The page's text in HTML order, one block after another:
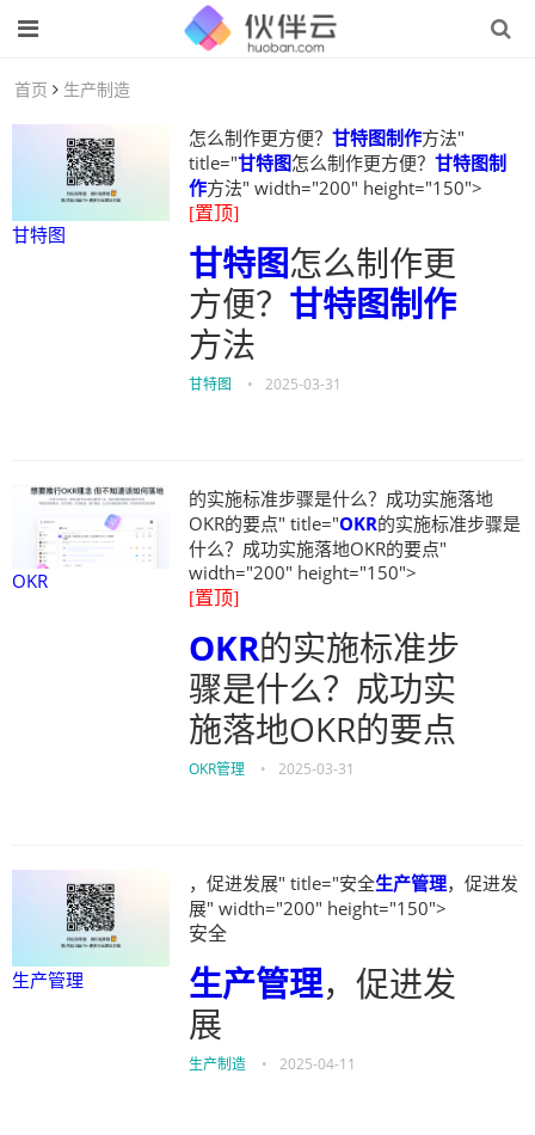
首页 生产制造
甘特图
怎么制作更方便？ 甘特图制作方法"
title="甘特图怎么制作更方便？ 甘特图制
作方法" width="200" height="150">
[置顶]
甘特图怎么制作更
方便？ 甘特图制作
方法
甘特图 • 2025-03-31
OKR
的实施标准步骤是什么？成功实施落地
OKR的要点" title="OKR的实施标准步骤是
什么？成功实施落地OKR的要点"
width="200" height="150">
[置顶]
OKR的实施标准步
骤是什么？成功实
施落地OKR的要点
OKR管理 • 2025-03-31
生产管理
，促进发展" title="安全生产管理，促进发
展" width="200" height="150">
安全
生产管理，促进发
展
生产制造 • 2025-04-11